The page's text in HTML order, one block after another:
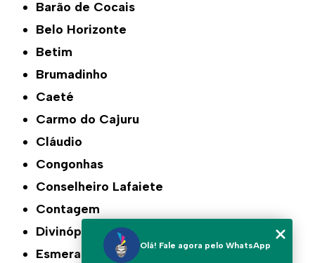
Barão de Cocais
Belo Horizonte
Betim
Brumadinho
Caeté
Carmo do Cajuru
Cláudio
Congonhas
Conselheiro Lafaiete
Contagem
Divinópolis
Esmeraldas
Olá! Fale agora pelo WhatsApp